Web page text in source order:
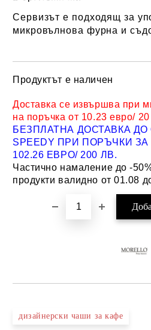
Сервизът е подходящ за
микровълнова фурна и
Продуктът е наличен
Доставка се извършва при
на поръчка от 10.23 евро/ 20
БЕЗПЛАТНА ДОСТАВКА
SPEEDY ПРИ ПОРЪЧКИ
102.26 ЕВРО/ 200 ЛВ.
Частично намаление до -
продукти валидно от 01.08
дизайнерски чаши за кафе